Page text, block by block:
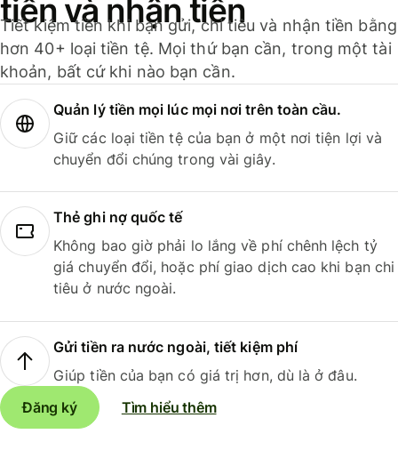
tiền và nhận tiền
Tiết kiệm tiền khi bạn gửi, chi tiêu và nhận tiền bằng
hơn 40+ loại tiền tệ. Mọi thứ bạn cần, trong một tài
khoản, bất cứ khi nào bạn cần.
Quản lý tiền mọi lúc mọi nơi trên toàn cầu.
Giữ các loại tiền tệ của bạn ở một nơi tiện lợi và
chuyển đổi chúng trong vài giây.
Thẻ ghi nợ quốc tế
Không bao giờ phải lo lắng về phí chênh lệch tỷ
giá chuyển đổi, hoặc phí giao dịch cao khi bạn chi
tiêu ở nước ngoài.
Gửi tiền ra nước ngoài, tiết kiệm phí
Giúp tiền của bạn có giá trị hơn, dù là ở đâu.
Đăng ký
Tìm hiểu thêm